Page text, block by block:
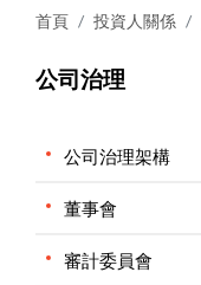
首頁 投資人關係
公司治理
公司治理架構
董事會
審計委員會